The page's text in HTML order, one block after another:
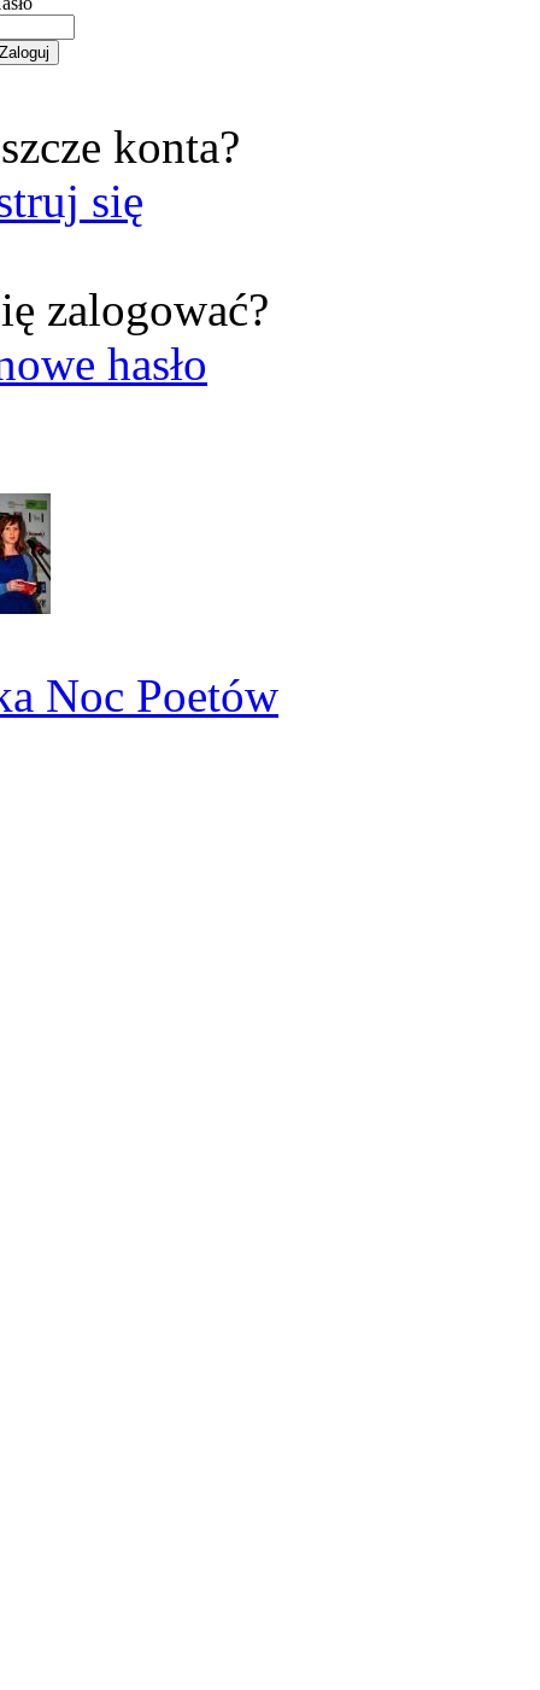
konta?
się
zalogować?
hasło
Noc Poetów